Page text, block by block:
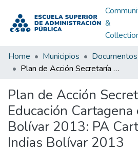
&
Home Municipios
Plan de Acción Secretaría de Educación Cartagena de Indias Bolívar 2013: PA Cartagena de Indias Bolívar 2013
Plan de Acción
Educación Cartagena
Bolívar 2013: PA
Indias Bolívar 2013